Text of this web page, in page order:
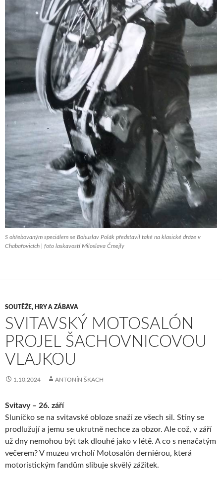
S ohřebovaným speciálem se Bohuslav Polák představil také na klasické dráze v
Chabařovicích | foto laskavostí Miloslava Čmejly
SOUTĚŽE, HRY A ZÁBAVA
SVITAVSKÝ MOTOSALÓN
PROJEL ŠACHOVNICOVOU
VLAJKOU
1.10.2024 ANTONÍN ŠKACH
Svitavy – 26. září
Sluníčko se na svitavské obloze snaží ze všech sil. Stíny se
prodlužují a jemu se ukrutně nechce za obzor. Ale což, v září
už dny nemohou být tak dlouhé jako v létě. A co s nenačatým
večerem? V muzeu vrcholí Motosalón derniérou, která
motoristickým fandům slibuje skvělý zážitek.